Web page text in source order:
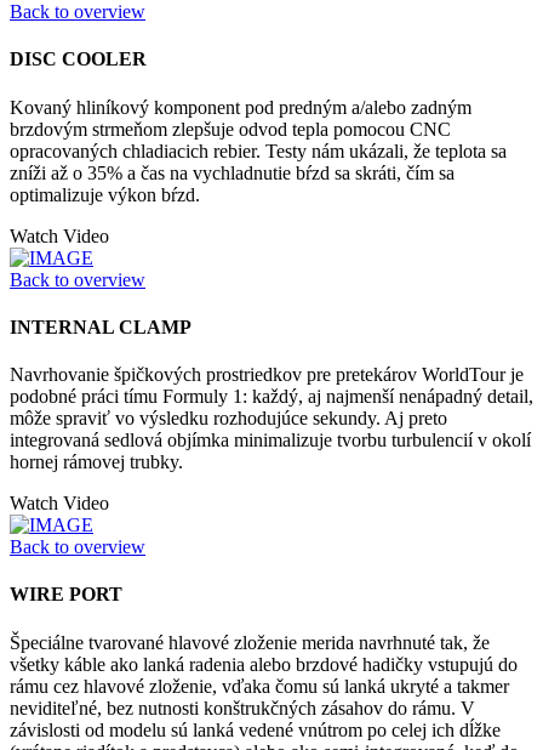
Back to overview
DISC COOLER
Kovaný hliníkový komponent pod predným a/alebo zadným
brzdovým strmeňom zlepšuje odvod tepla pomocou CNC
opracovaných chladiacich rebier. Testy nám ukázali, že teplota sa
zníži až o 35% a čas na vychladnutie bŕzd sa skráti, čím sa
optimalizuje výkon bŕzd.
Watch Video
Back to overview
INTERNAL CLAMP
Navrhovanie špičkových prostriedkov pre pretekárov WorldTour je
podobné práci tímu Formuly 1: každý, aj najmenší nenápadný detail,
môže spraviť vo výsledku rozhodujúce sekundy. Aj preto
integrovaná sedlová objímka minimalizuje tvorbu turbulencií v okolí
hornej rámovej trubky.
Watch Video
Back to overview
WIRE PORT
Špeciálne tvarované hlavové zloženie merida navrhnuté tak, že
všetky káble ako lanká radenia alebo brzdové hadičky vstupujú do
rámu cez hlavové zloženie, vďaka čomu sú lanká ukryté a takmer
neviditeľné, bez nutnosti konštrukčných zásahov do rámu. V
závislosti od modelu sú lanká vedené vnútrom po celej ich dĺžke